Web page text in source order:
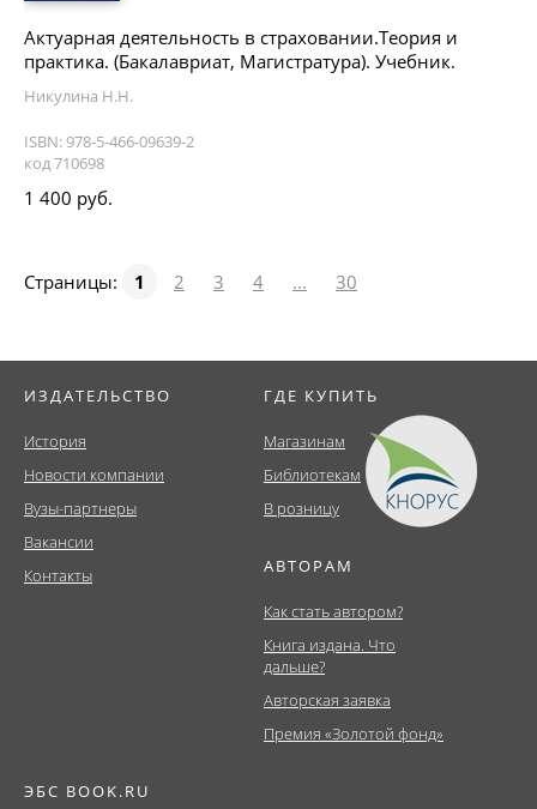
Актуарная деятельность в страховании.Теория и
практика. (Бакалавриат, Магистратура). Учебник.
Никулина Н.Н.
ISBN: 978-5-466-09639-2
код 710698
1 400 руб.
Страницы: 1 2 3 4 ... 30
ИЗДАТЕЛЬСТВО
История
Новости компании
Вузы-партнеры
Вакансии
Контакты
ГДЕ КУПИТЬ
Магазинам
Библиотекам
В розницу
АВТОРАМ
Как стать автором?
Книга издана. Что
дальше?
Авторская заявка
Премия «Золотой фонд»
ЭБС BOOK.RU